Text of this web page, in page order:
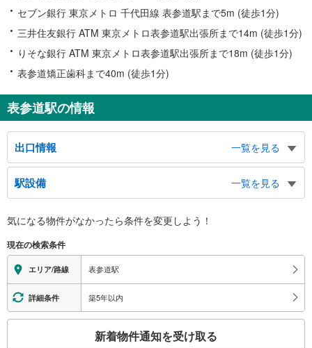
セブン銀行 東京メトロ 千代田線 表参道駅まで5m (徒歩1分)
三井住友銀行 ATM 東京メトロ表参道駅出張所まで14m (徒歩1分)
りそな銀行 ATM 東京メトロ表参道駅出張所まで18m (徒歩1分)
表参道矯正歯科まで40m (徒歩1分)
表参道駅の情報
出口情報
一覧を見る
Ａ１出口
オーク表参道、バスのりば、日本看護協会、三菱ＵＦＪ銀行、表参道、神宮前
５・６丁目
Ａ２出口
神宮前小学校、表参道、神宮前４丁目
Ａ３出口
表参道交差点、表参道交番、バスのりば、青山児童館、表参道、青山通り、北
青山３丁目（外苑側）、神宮前３・４丁目
Ａ４出口
バスのりば、青南小学校、青山生涯学習館、南青山３・４丁目
駅設備
一覧を見る
※段差なしでの移動経路
地上⇔改札⇔ホーム：○
エレベータ
［銀座線］［半蔵門線］
・各ホーム⇔改札
・青山学院方面改札・青山通り方面改札⇔Ｂ３出口
［千代田線］
・ホーム⇔表参道交差点改札（Ｂ２Ｆ）⇔北青山方面改札（Ｂ１Ｆ）
気になる物件がなかったら条件を変更しよう！
現在の検索条件
エリア/路線 表参道駅
詳細条件 築5年以内
新着物件通知を受け取る